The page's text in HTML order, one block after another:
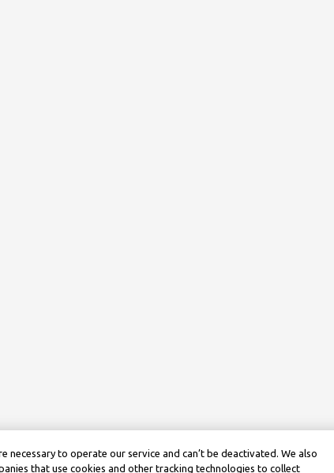
necessary to operate our service and can’t be deactivated. We also
that use cookies and other tracking technologies to collect